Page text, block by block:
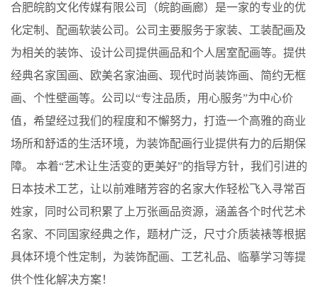
合肥皖韵文化传媒有限公司（皖韵画廊）是一家的专业的优
化定制、配画软装公司。公司主要服务于家装、工装配画及
为相关的装饰、设计公司提供画品和个人居室配画等。提供
经典名家国画、欧美名家油画、现代时尚装饰画、简约无框
画、个性壁画等。公司以“专注品质，用心服务”为中心价
值，希望经过我们的程度和不懈努力，打造一个高雅的商业
场所和舒适的生活环境，为装饰配画行业提供有力的后期保
障。 本着“艺术让生活变的更美好”的指导方针，我们引进的
日本技术工艺，让以前难睹芳容的名家大作轻松飞入寻常百
姓家，同时公司积累了上万张画品资源，涵盖各个时代艺术
名家、不同国家经典之作，题材广泛，尺寸介质装裱等根据
具体环境个性定制，为装饰配画、工艺礼品、临摹学习等提
供个性化解决方案！